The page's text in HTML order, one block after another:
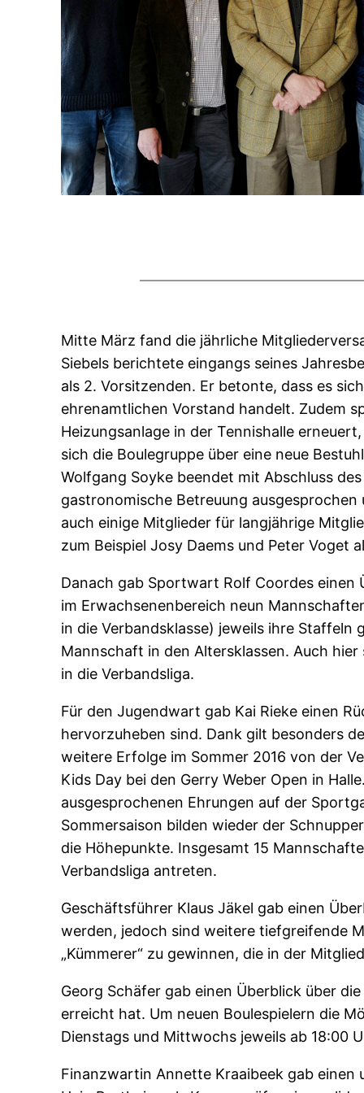
Mitte März fand die jährliche
Siebels berichtete eingangs seines
als 2. Vorsitzenden. Er betonte, dass es
ehrenamtlichen Vorstand handelt. Zudem
Heizungsanlage in der Tennishalle
sich die Boulegruppe über eine neue
Wolfgang Soyke beendet mit Abschluss
gastronomische Betreuung
auch einige Mitglieder für langjährige
zum Beispiel Josy Daems und Peter Voget
Danach gab Sportwart Rolf Coordes einen
im Erwachsenenbereich neun
in die Verbandsklasse) jeweils ihre
Mannschaft in den Altersklassen. Auch
in die Verbandsliga.
Für den Jugendwart gab Kai Rieke einen
hervorzuheben sind. Dank gilt besonders
weitere Erfolge im Sommer 2016 von der
Kids Day bei den Gerry Weber Open in
ausgesprochenen Ehrungen auf der
Sommersaison bilden wieder der
die Höhepunkte. Insgesamt 15
Verbandsliga antreten.
Geschäftsführer Klaus Jäkel gab einen
werden, jedoch sind weitere tiefgreifende
„Kümmerer“ zu gewinnen, die in der
Georg Schäfer gab einen Überblick über
erreicht hat. Um neuen Boulespielern die
Dienstags und Mittwochs jeweils ab 18:00
Finanzwartin Annette Kraaibeek gab